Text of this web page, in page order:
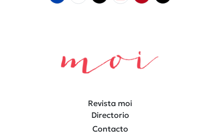
Revista moi
Directorio
Contacto